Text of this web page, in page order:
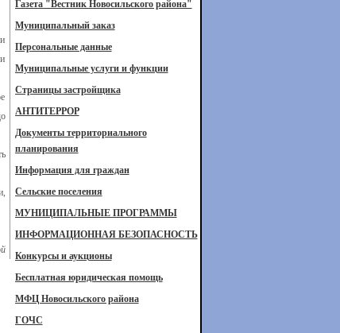
Газета "Вестник Новосильского района"
Муниципальный заказ
Персональные данные
Муниципальные услуги и функции
Страницы застройщика
АНТИТЕРРОР
Документы территориального
планирования
Информация для граждан
Сельские поселения
МУНИЦИПАЛЬНЫЕ ПРОГРАММЫ
ИНФОРМАЦИОННАЯ БЕЗОПАСНОСТЬ
Конкурсы и аукционы
Бесплатная юридическая помощь
МФЦ Новосильского района
ГОЧС